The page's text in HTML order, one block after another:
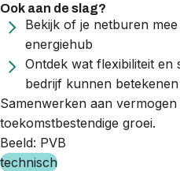
Ook aan de slag?
Bekijk of je netburen
energiehub
Ontdek wat flexibiliteit en
bedrijf kunnen betekenen
Samenwerken aan
toekomstbestendige groei.
Beeld: PVB
technisch